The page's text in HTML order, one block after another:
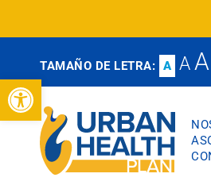
Abrir barra de
TAMAÑO DE LETRA: A AA